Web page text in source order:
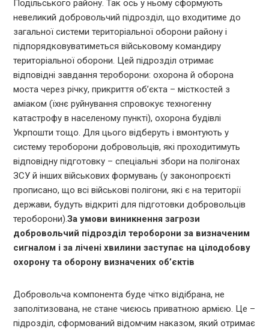
Подільського району. Так ось у ньому сформують
невеликий добровольчий підрозділ, що входитиме до
загальної системи територіальної оборони району і
підпорядковуватиметься військовому командиру
територіальної оборони. Цей підрозділ отримає
відповідні завдання тероборони: охорона й оборона
моста через річку, прикриття об’єкта – місткостей з
аміаком (їхнє руйнування спровокує техногенну
катастрофу в населеному пункті), охорона будівлі
Укрпошти тощо. Для цього відберуть і вмонтують у
систему тероборони добровольців, які проходитимуть
відповідну підготовку – спеціальні збори на полігонах
ЗСУ й інших військових формувань (у законопроєкті
прописано, що всі військові полігони, які є на території
держави, будуть відкриті для підготовки добровольців
тероборони).За умови виникнення загрози
добровольчий підрозділ тероборони за визначеним
сигналом і за лічені хвилини заступає на цілодобову
охорону та оборону визначених об’єктів
Добровольча компонента буде чітко відібрана, не
заполітизована, не стане чиєюсь приватною армією. Це –
підрозділ, сформований відомчим наказом, який отримає